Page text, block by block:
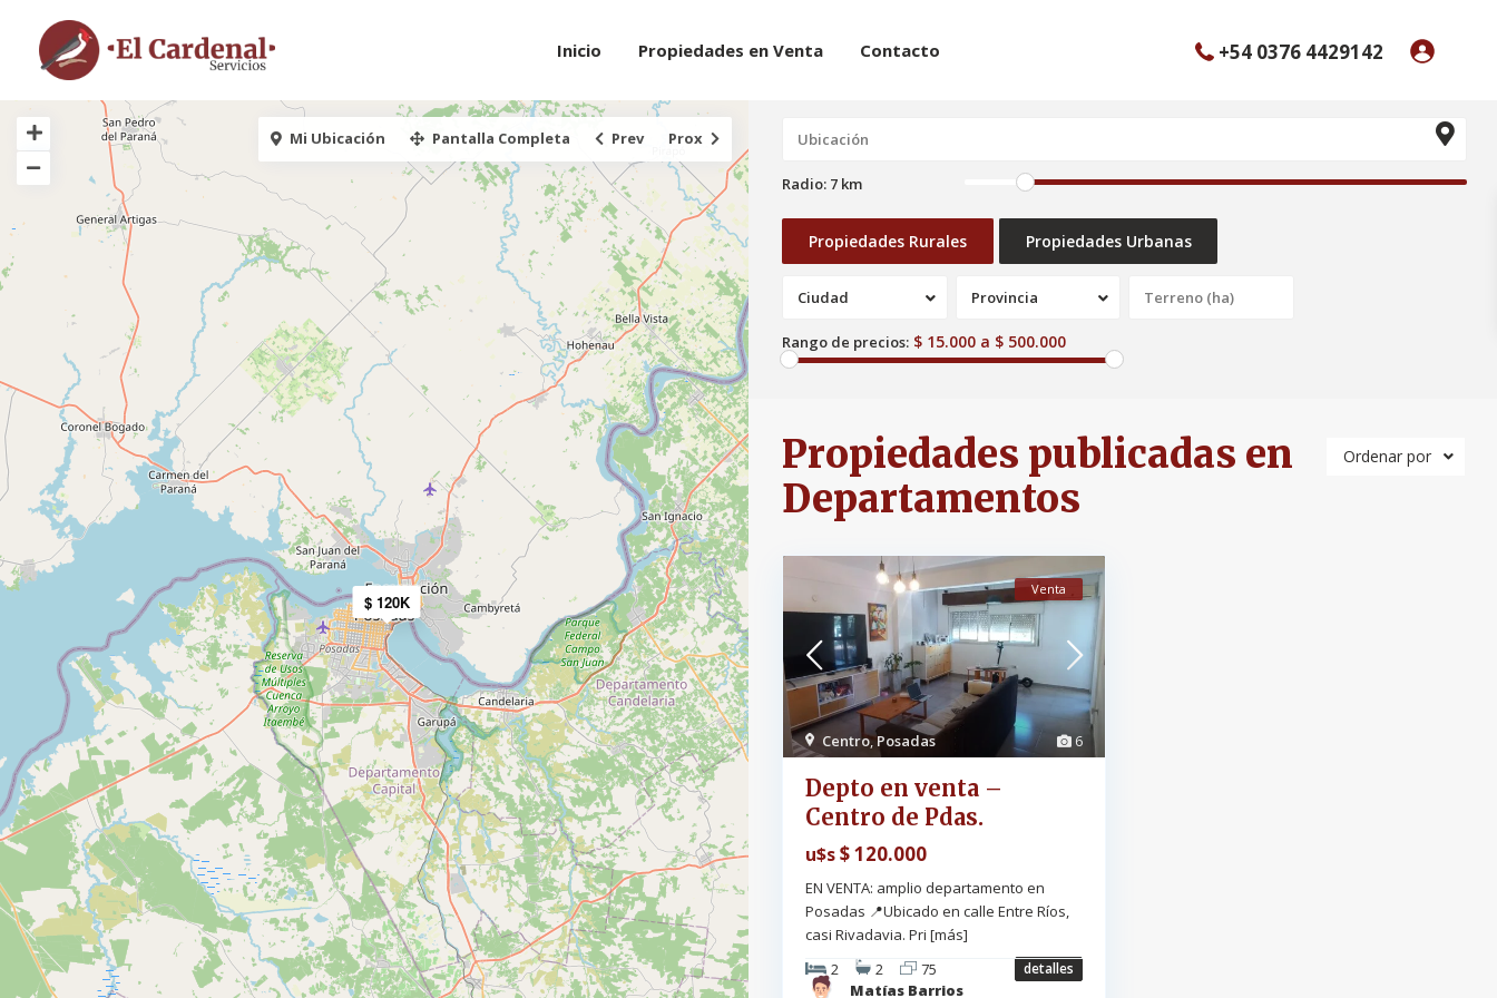
+54 0376 4429142
Inicio Propiedades en Venta Contacto
$ 120K
Mi Ubicación Pantalla Completa Prev Prox
Radio: 7 km
Propiedades Rurales Propiedades Urbanas
Ciudad Provincia
Rango de precios: $ 15.000 a $ 500.000
Ordenar por
Propiedades publicadas en
Departamentos
6
Centro,Posadas
Venta
Depto en venta –
Centro de Pdas.
u$s$ 120.000
EN VENTA: amplio departamento en
Posadas 📍Ubicado en calle Entre Ríos,
casi Rivadavia. Pri [más]
2
2 75 detalles
Matías Barrios